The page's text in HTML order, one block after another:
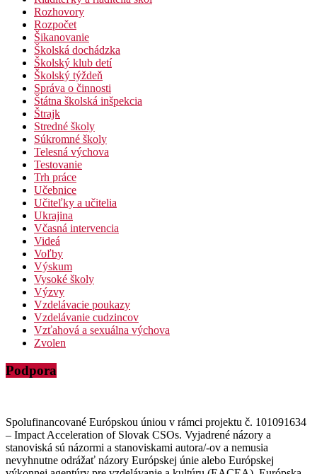
Rozhovory
Rozpočet
Šikanovanie
Školská dochádzka
Školský klub detí
Školský týždeň
Správa o činnosti
Štátna školská inšpekcia
Štrajk
Stredné školy
Súkromné školy
Telesná výchova
Testovanie
Trh práce
Učebnice
Učiteľky a učitelia
Ukrajina
Včasná intervencia
Videá
Voľby
Výskum
Vysoké školy
Výzvy
Vzdelávacie poukazy
Vzdelávanie cudzincov
Vzťahová a sexuálna výchova
Zvolen
Podpora
Spolufinancované Európskou úniou v rámci projektu č. 101091634
– Impact Acceleration of Slovak CSOs. Vyjadrené názory a
stanoviská sú názormi a stanoviskami autora/-ov a nemusia
nevyhnutne odrážať názory Európskej únie alebo Európskej